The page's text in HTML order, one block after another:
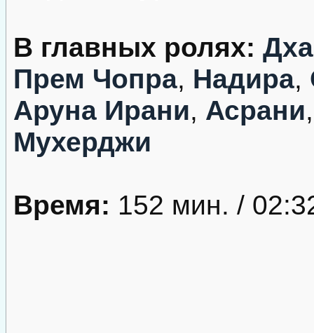
В главных ролях:
Прем Чопра, Надира,
Аруна Ирани, Асрани
Мухерджи
Время: 152 мин. /